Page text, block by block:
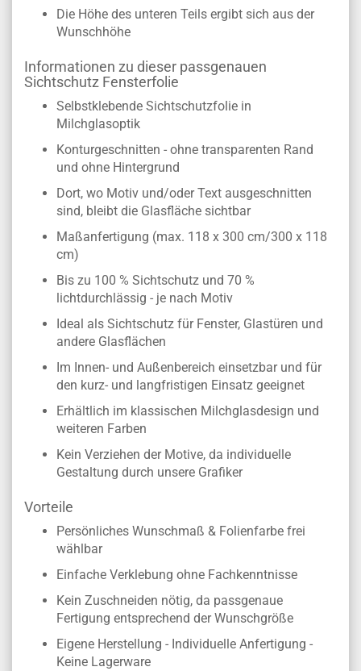
Die Höhe des unteren Teils ergibt sich aus der
Wunschhöhe
Informationen zu dieser passgenauen
Sichtschutz Fensterfolie
Selbstklebende Sichtschutzfolie in
Milchglasoptik
Konturgeschnitten - ohne transparenten Rand
und ohne Hintergrund
Dort, wo Motiv und/oder Text ausgeschnitten
sind, bleibt die Glasfläche sichtbar
Maßanfertigung (max. 118 x 300 cm/300 x 118
cm)
Bis zu 100 % Sichtschutz und 70 %
lichtdurchlässig - je nach Motiv
Ideal als Sichtschutz für Fenster, Glastüren und
andere Glasflächen
Im Innen- und Außenbereich einsetzbar und für
den kurz- und langfristigen Einsatz geeignet
Erhältlich im klassischen Milchglasdesign und
weiteren Farben
Kein Verziehen der Motive, da individuelle
Gestaltung durch unsere Grafiker
Vorteile
Persönliches Wunschmaß & Folienfarbe frei
wählbar
Einfache Verklebung ohne Fachkenntnisse
Kein Zuschneiden nötig, da passgenaue
Fertigung entsprechend der Wunschgröße
Eigene Herstellung - Individuelle Anfertigung -
Keine Lagerware